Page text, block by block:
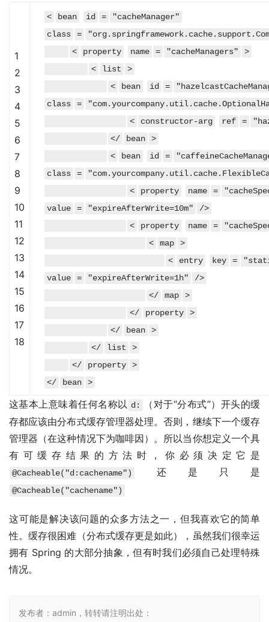
1
2
3
4
5
6
7
8
9
10
11
12
13
14
15
16
17
18
< bean id =
"cacheManager"
class
=
<
property name = "cacheManagers"
>
<
list
>
<
bean id =
class
=
<
constructor-arg ref =
</
bean
>
<
bean id =
class
=
<
property name =
value
= "expireAfterWrite=10m"
/>
<
property name =
<
map
>
<
entry key =
value
= "expireAfterWrite=1h"
/>
</
map
>
</
property
>
</
bean
>
</
list
>
</
property
>
</
bean >
这基本上意味着任何名称以 d:
（对于“分布式”）开头的缓
存都应该由分布式缓存管理器处理。否则，继续下一个缓存
管理器（在这种情况下为咖啡因）。所以当你想定义一个具
有可缓存结果的方法时，你必须决定它是
@Cacheable("d:cachename") 还是只是
@Cacheable("cachename")
这可能是解决该问题的众多方法之一，但我喜欢它的简单
性。缓存很困难（分布式缓存更是如此），虽然我们很幸运
拥有 Spring 的大部分抽象，但有时我们必须自己处理特殊
情况。
发布者：admin，转转请注明出处：